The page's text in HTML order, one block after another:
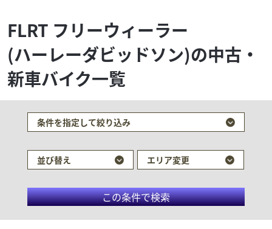
FLRT フリーウィーラー
(ハーレーダビッドソン)の中古・
新車バイク一覧
条件を指定して絞り込み
並び替え エリア変更
この条件で検索